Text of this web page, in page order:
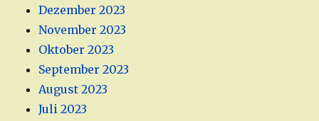
Dezember 2023
November 2023
Oktober 2023
September 2023
August 2023
Juli 2023